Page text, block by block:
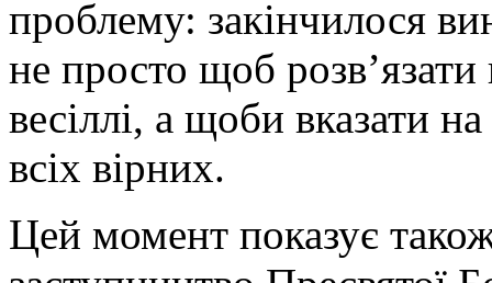
проблему: закінчилося
не просто щоб
весіллі, а щоби вказати
всіх вірних.
Цей момент показує